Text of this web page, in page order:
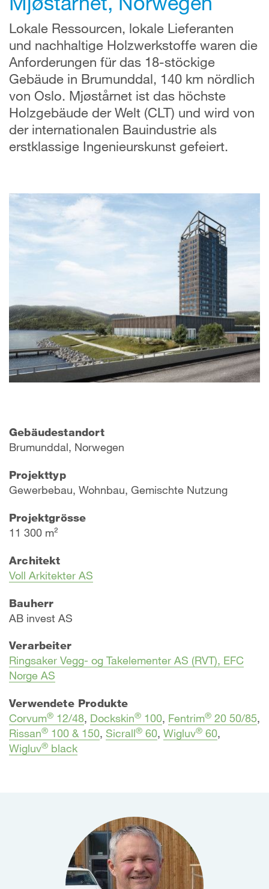
Lokale Ressourcen, lokale Lieferanten
und nachhaltige Holzwerkstoffe waren die
Anforderungen für das 18-stöckige
Gebäude in Brumunddal, 140 km nördlich
von Oslo. Mjøstårnet ist das höchste
Holzgebäude der Welt (CLT) und wird von
der internationalen Bauindustrie als
erstklassige Ingenieurskunst gefeiert.
Gebäudestandort
Brumunddal, Norwegen
Projekttyp
Gewerbebau, Wohnbau, Gemischte Nutzung
Projektgrösse
11 300 m²
Architekt
Voll Arkitekter AS
Bauherr
AB invest AS
Verarbeiter
Ringsaker Vegg- og Takelementer AS (RVT), EFC
Norge AS
Verwendete Produkte
Corvum® 12/48, Dockskin® 100, Fentrim® 20 50/85,
Rissan® 100 & 150, Sicrall® 60, Wigluv® 60,
Wigluv® black